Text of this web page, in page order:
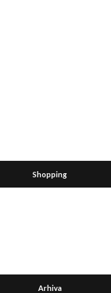
Shopping
Arhiva